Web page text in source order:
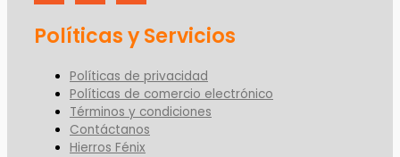
Políticas y Servicios
Políticas de privacidad
Políticas de comercio electrónico
Términos y condiciones
Contáctanos
Hierros Fénix